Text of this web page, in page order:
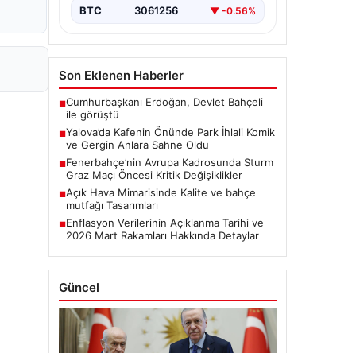
BTC 3061256 ▼ -0.56%
Son Eklenen Haberler
■Cumhurbaşkanı Erdoğan, Devlet Bahçeli
ile görüştü
■Yalova’da Kafenin Önünde Park İhlali Komik
ve Gergin Anlara Sahne Oldu
■Fenerbahçe’nin Avrupa Kadrosunda Sturm
Graz Maçı Öncesi Kritik Değişiklikler
■Açık Hava Mimarisinde Kalite ve bahçe
mutfağı Tasarımları
■Enflasyon Verilerinin Açıklanma Tarihi ve
2026 Mart Rakamları Hakkında Detaylar
Güncel